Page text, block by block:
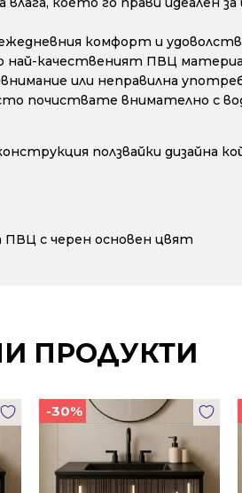
комфорт и
най-качественият ПВЦ
или неправилна
почиствате внимателно с
ползвайки дизайна
с черен основен цвят
ПРОДУКТИ
-30%